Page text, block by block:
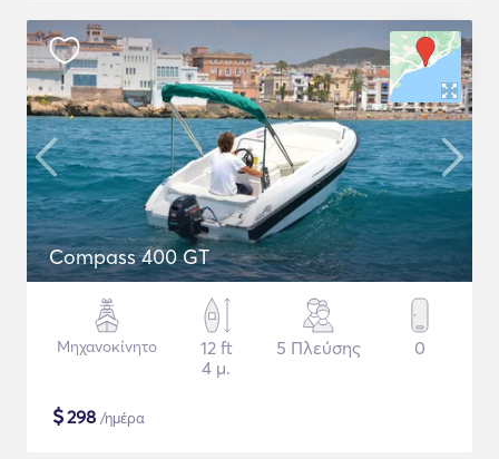
Compass 400 GT
Μηχανοκίνητο
12 ft
4 μ.
5 Πλεύσης 0
$298 /ημέρα